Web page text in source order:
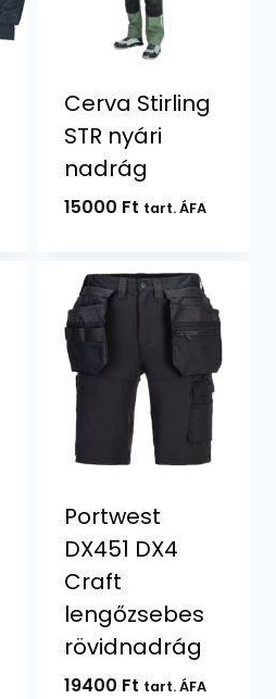
Cerva Stirling
STR nyári
nadrág
15000 Ft tart. ÁFA
Portwest
DX451 DX4
Craft
lengőzsebes
rövidnadrág
19400 Ft tart. ÁFA